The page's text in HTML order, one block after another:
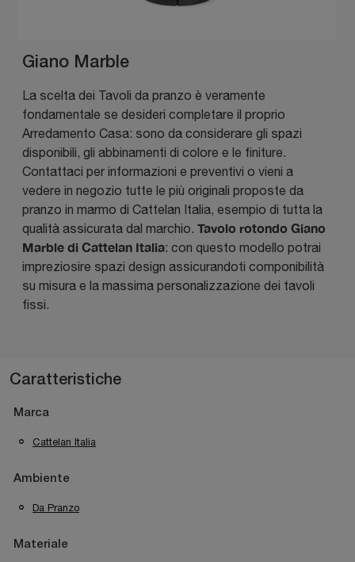
Giano Marble
La scelta dei Tavoli da pranzo è veramente
fondamentale se desideri completare il proprio
Arredamento Casa: sono da considerare gli spazi
disponibili, gli abbinamenti di colore e le finiture.
Contattaci per informazioni e preventivi o vieni a
vedere in negozio tutte le più originali proposte da
pranzo in marmo di Cattelan Italia, esempio di tutta la
qualità assicurata dal marchio. Tavolo rotondo Giano
Marble di Cattelan Italia: con questo modello potrai
impreziosire spazi design assicurandoti componibilità
su misura e la massima personalizzazione dei tavoli
fissi.
Caratteristiche
Marca
Cattelan Italia
Ambiente
Da Pranzo
Materiale